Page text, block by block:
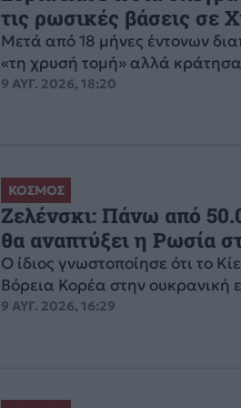
τις ρωσικές βάσεις σε
Μετά από 18 μήνες έντονων
«τη χρυσή τομή» αλλά
9 ΑΥΓ. 2026, 18:20
ΚΟΣΜΟΣ
Ζελένσκι: Πάνω από
θα αναπτύξει η Ρωσία
Ο ίδιος γνωστοποίησε ότι το
Βόρεια Κορέα στην ουκρανική
9 ΑΥΓ. 2026, 16:29